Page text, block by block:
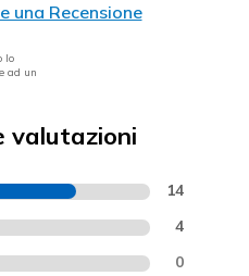
una Recensione
lo
ad un
valutazioni
14
4
0